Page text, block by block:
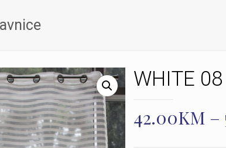
WHITE 08
42.00KM –